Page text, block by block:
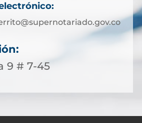
9 # 7-45